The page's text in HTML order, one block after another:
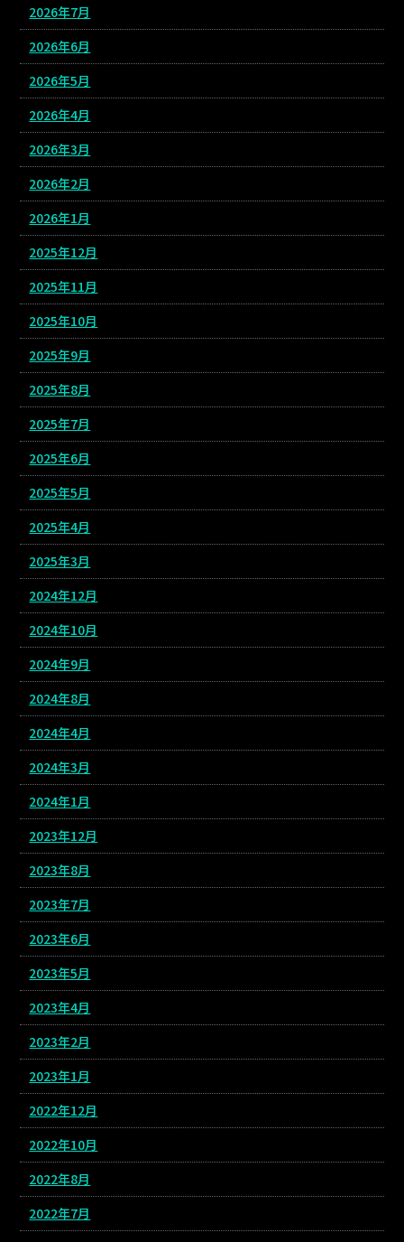
2026年7月
2026年6月
2026年5月
2026年4月
2026年3月
2026年2月
2026年1月
2025年12月
2025年11月
2025年10月
2025年9月
2025年8月
2025年7月
2025年6月
2025年5月
2025年4月
2025年3月
2024年12月
2024年10月
2024年9月
2024年8月
2024年4月
2024年3月
2024年1月
2023年12月
2023年8月
2023年7月
2023年6月
2023年5月
2023年4月
2023年2月
2023年1月
2022年12月
2022年10月
2022年8月
2022年7月